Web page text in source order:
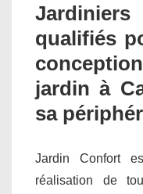
qualifiés
jardin à
sa
Jardin Confort
réalisation de